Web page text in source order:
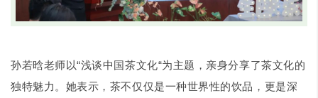
孙若晗老师以“浅谈中国茶文化“为主题，亲身分享了茶文化的
独特魅力。她表示，茶不仅仅是一种世界性的饮品，更是深